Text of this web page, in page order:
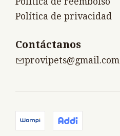
Política de privacidad
Contáctanos
provipets@gmail.com